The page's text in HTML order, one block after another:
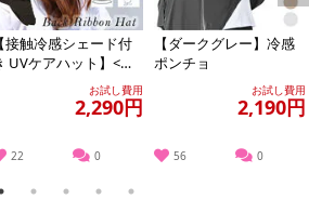
がフィット
ックスが靴の中で脱げてしまう！そんな悩
ポイント！
【接触冷感シェード付
UVケアハット】<ブ
ラック >あご紐つきのお
しゃれなツバ...
お試し費用
2,290円
22 0
【ダークグレー】冷感
ポンチョ
お試し費用
2,190円
56 0
Next
2 3 4 5